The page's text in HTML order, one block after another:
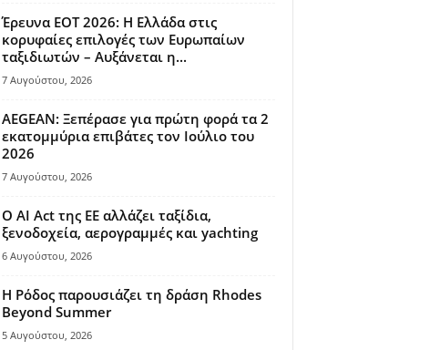
Έρευνα ΕΟΤ 2026: Η Ελλάδα στις
κορυφαίες επιλογές των Ευρωπαίων
ταξιδιωτών – Αυξάνεται η...
7 Αυγούστου, 2026
AEGEAN: Ξεπέρασε για πρώτη φορά τα 2
εκατομμύρια επιβάτες τον Ιούλιο του
2026
7 Αυγούστου, 2026
Ο AI Act της ΕΕ αλλάζει ταξίδια,
ξενοδοχεία, αερογραμμές και yachting
6 Αυγούστου, 2026
Η Ρόδος παρουσιάζει τη δράση Rhodes
Beyond Summer
5 Αυγούστου, 2026